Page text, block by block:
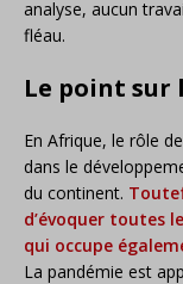
analyse, aucun
fléau.
Le point sur
En Afrique, le rôle
dans le
du continent.
d’évoquer toutes
qui occupe
La pandémie est